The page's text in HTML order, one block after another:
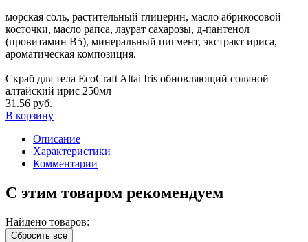
морская соль, растительный глицерин, масло абрикосовой
косточки, масло рапса, лаурат сахарозы, д-пантенол
(провитамин В5), минеральный пигмент, экстракт ириса,
ароматическая композиция.
Скраб для тела EcoCraft Altai Iris обновляющий соляной
алтайский ирис 250мл
31.56 руб.
В корзину
Описание
Характеристики
Комментарии
С этим товаром рекомендуем
Найдено товаров:
Сбросить все